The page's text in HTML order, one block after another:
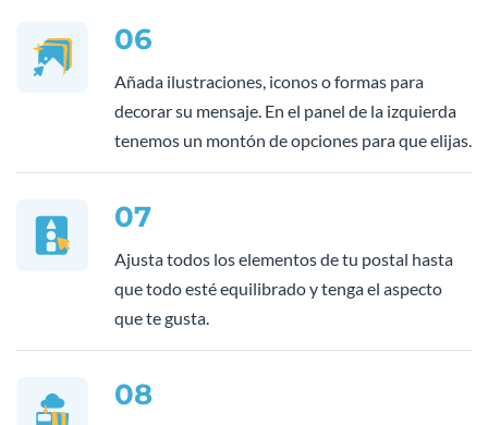
06
Añada ilustraciones, iconos o formas para
decorar su mensaje. En el panel de la izquierda
tenemos un montón de opciones para que elijas.
07
Ajusta todos los elementos de tu postal hasta
que todo esté equilibrado y tenga el aspecto
que te gusta.
08